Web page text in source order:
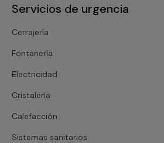
Servicios de urgencia
Cerrajería
Fontanería
Electricidad
Cristalería
Calefacción
Sistemas sanitarios